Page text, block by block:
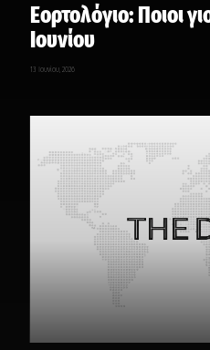
Εορτολόγιο: Ποιοι
Ιουνίου
13 Ιουνίου, 2026